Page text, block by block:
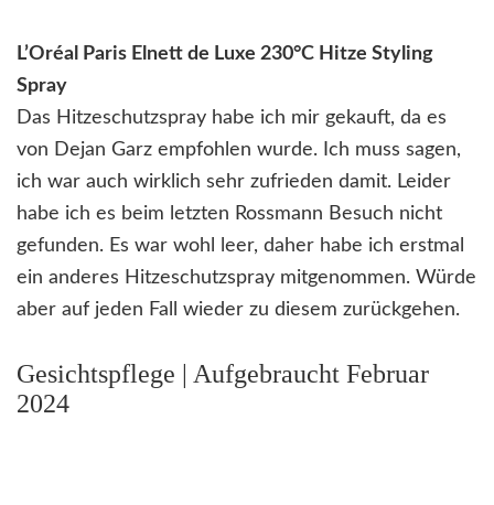
L’Oréal Paris Elnett de Luxe 230°C Hitze Styling
Spray
Das Hitzeschutzspray habe ich mir gekauft, da es
von Dejan Garz empfohlen wurde. Ich muss sagen,
ich war auch wirklich sehr zufrieden damit. Leider
habe ich es beim letzten Rossmann Besuch nicht
gefunden. Es war wohl leer, daher habe ich erstmal
ein anderes Hitzeschutzspray mitgenommen. Würde
aber auf jeden Fall wieder zu diesem zurückgehen.
Gesichtspflege | Aufgebraucht Februar
2024